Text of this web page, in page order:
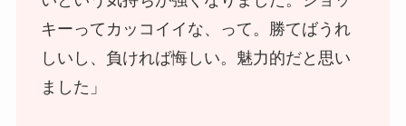
キーってカッコイイな、って。勝てばうれ
しいし、負ければ悔しい。魅力的だと思い
ました」